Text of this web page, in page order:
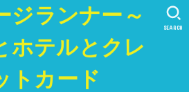
ジランナー～
ホテルとクレ
トカード
SEARCH